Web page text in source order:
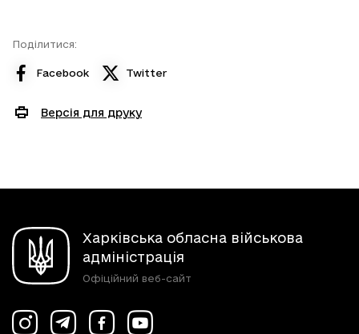
Поділитися:
Facebook Twitter
Версія для друку
Харківська обласна військова
адміністрація
Офіційний веб-сайт